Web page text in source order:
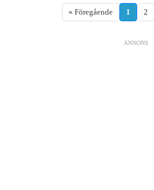
« Föregående 1 2
ANNONS